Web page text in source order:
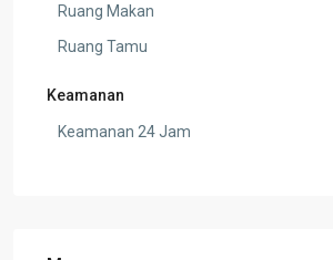
Ruang Makan
Ruang Tamu
Keamanan
Keamanan 24 Jam